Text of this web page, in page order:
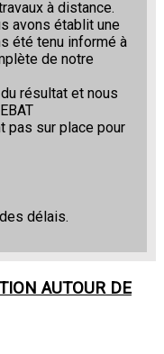
à distance.
avons établit une
été tenu informé à
de notre
résultat et nous
pas sur place pour
délais.
AUTOUR DE